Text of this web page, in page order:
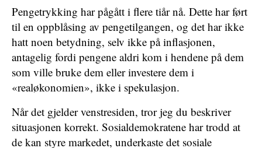
Pengetrykking har pågått i flere tiår nå. Dette har ført
til en oppblåsing av pengetilgangen, og det har ikke
hatt noen betydning, selv ikke på inflasjonen,
antagelig fordi pengene aldri kom i hendene på dem
som ville bruke dem eller investere dem i
«realøkonomien», ikke i spekulasjon.
Når det gjelder venstresiden, tror jeg du beskriver
situasjonen korrekt. Sosialdemokratene har trodd at
de kan styre markedet, underkaste det sosiale